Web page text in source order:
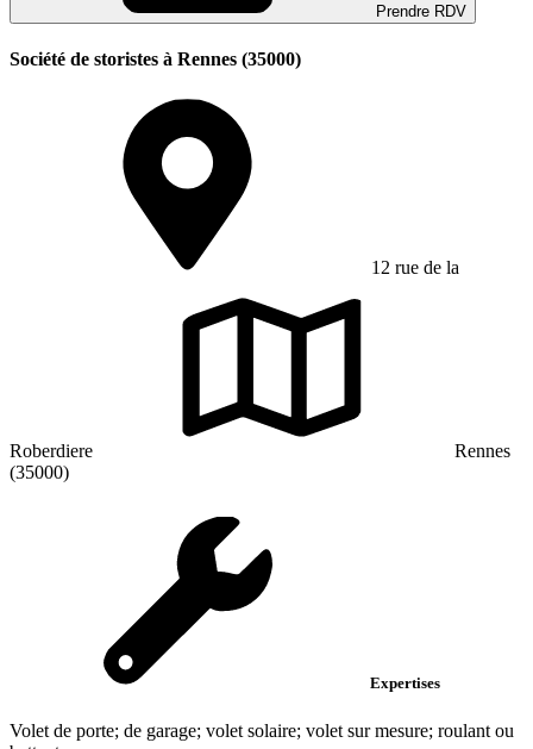
Prendre RDV
Société de storistes à Rennes (35000)
12 rue de la
Roberdiere
Rennes
(35000)
Expertises
Volet de porte; de garage; volet solaire; volet sur mesure; roulant ou